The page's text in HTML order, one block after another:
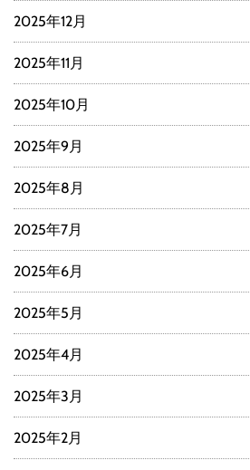
2025年12月
2025年11月
2025年10月
2025年9月
2025年8月
2025年7月
2025年6月
2025年5月
2025年4月
2025年3月
2025年2月